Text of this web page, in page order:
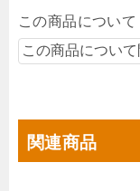
この商品について
関連商品